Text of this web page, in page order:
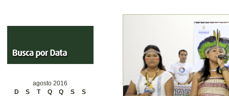
agosto 2016
D
S T Q Q S S